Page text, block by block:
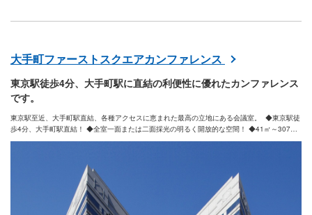
大手町ファーストスクエアカンファレンス
東京駅徒歩4分、大手町駅に直結の利便性に優れたカンファレンス
です。
東京駅至近、大手町駅直結、各種アクセスに恵まれた最高の立地にある会議室。 ◆東京駅徒
歩4分、大手町駅直結！ ◆全室一面または二面採光の明るく開放的な空間！ ◆41㎡～307㎡
まで、様々な用途に適したラインナップ！ ◆経験豊富なスタッフが常駐！ ◆24時間利用可